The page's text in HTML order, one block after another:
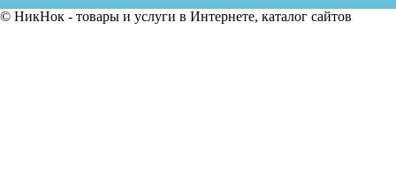
© НикНок - товары и услуги в Интернете, каталог сайтов